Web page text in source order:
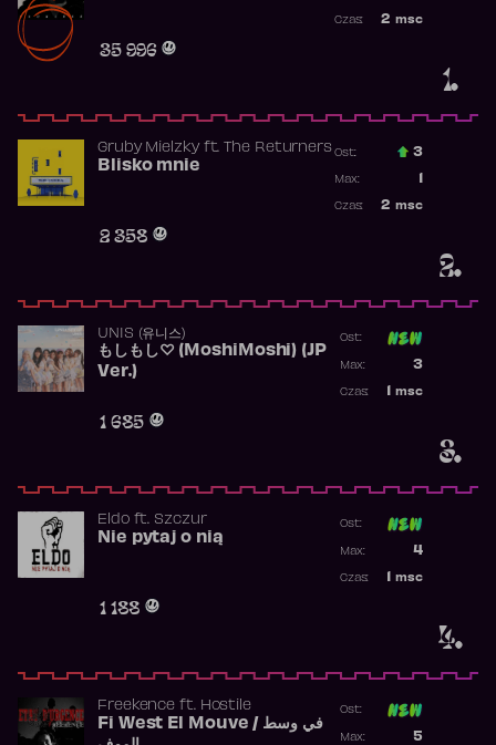
1.
35 996
2 msc
Czas:
2.
Gruby Mielzkyft. The Returners
Blisko mnie
2 358
Ost.: 3
Max:
2 msc
Czas:
3.
UNIS (유니스)
もしもし♡ (MoshiMoshi) (JP
Ver.)
1 685
Ost:
3
Max:
msc
Czas:
4.
Eldoft. Szczur
Nie pytaj o nią
1 188
Ost:
4
Max:
msc
Czas:
Freekence ft. Hostile
Fi West El Mouve / في وسط
Ost:
5
Max: